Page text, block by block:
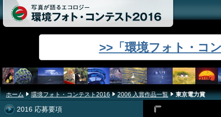
>>「環境フォト・コ
ホーム 環境フォト・コンテスト2016 2006 入賞作品一覧 東京電力賞
2016 応募要項